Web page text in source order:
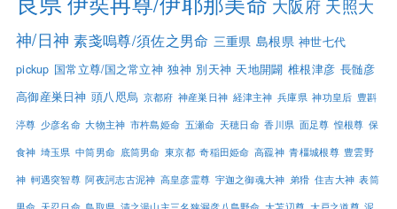
大阪府 天照大
神/日神 素戔嗚尊/須佐之男命 三重県 島根県 神世七代
pickup 国常立尊/国之常立神 独神 別天神 天地開闢 椎根津彦 長髄彦
高御産巣日神 頭八咫烏 京都府 神産巣日神 経津主神 兵庫県 神功皇后 豊斟
渟尊 少彦名命 大物主神 市杵島姫命 五瀬命 天穂日命 香川県 面足尊 惶根尊 保
食神 埼玉県 中筒男命 底筒男命 東京都 奇稲田姫命 高龗神 青橿城根尊 豊雲野
神 軻遇突智尊 阿夜訶志古泥神 高皇彦霊尊 宇迦之御魂大神 弟猾 住吉大神 表筒